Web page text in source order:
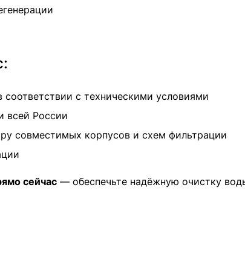
с техническими условиями
всей России
совместимых корпусов и схем фильтрации
сейчас — обеспечьте надёжную очистку